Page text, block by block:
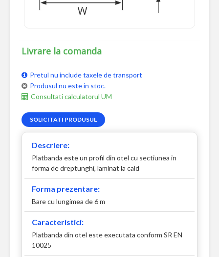
Livrare la comanda
Pretul nu include taxele de transport
Produsul nu este in stoc.
Consultati calculatorul UM
SOLICITATI PRODUSUL
Descriere:
Platbanda este un profil din otel cu sectiunea in
forma de dreptunghi, laminat la cald
Forma prezentare:
Bare cu lungimea de 6 m
Caracteristici:
Platbanda din otel este executata conform SR EN
10025